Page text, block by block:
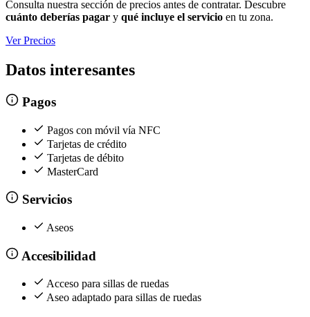
Consulta nuestra sección de precios antes de contratar. Descubre
cuánto deberías pagar y qué incluye el servicio en tu zona.
Ver Precios
Datos interesantes
Pagos
Pagos con móvil vía NFC
Tarjetas de crédito
Tarjetas de débito
MasterCard
Servicios
Aseos
Accesibilidad
Acceso para sillas de ruedas
Aseo adaptado para sillas de ruedas